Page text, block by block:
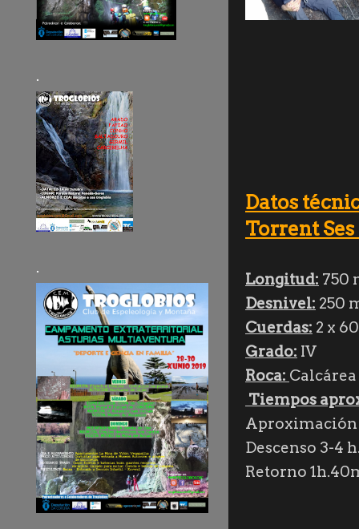
Datos
Torrent
Longitud: 750
Desnivel: 250
Cuerdas: 2 x
Grado: IV
Roca: Calcárea
Tiempos
Aproximación
Descenso 3-4
Retorno
.
.